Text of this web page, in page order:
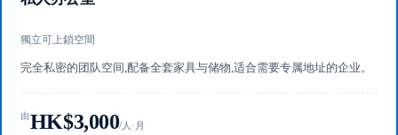
獨立可上鎖空間
完全私密的团队空间,配备全套家具与储物,适合需要专属地址的企业。
由HK$3,000/人·月